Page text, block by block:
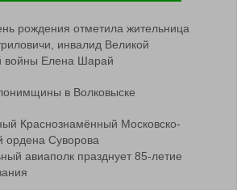
рождения отметила жительница
инвалид Великой
войны Елена Шарай
в Волковыске
Краснознамённый Московско-
ордена Суворова
авиаполк празднует 85-летие